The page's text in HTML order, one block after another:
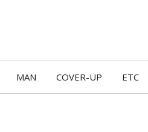
MAN COVER-UP ETC